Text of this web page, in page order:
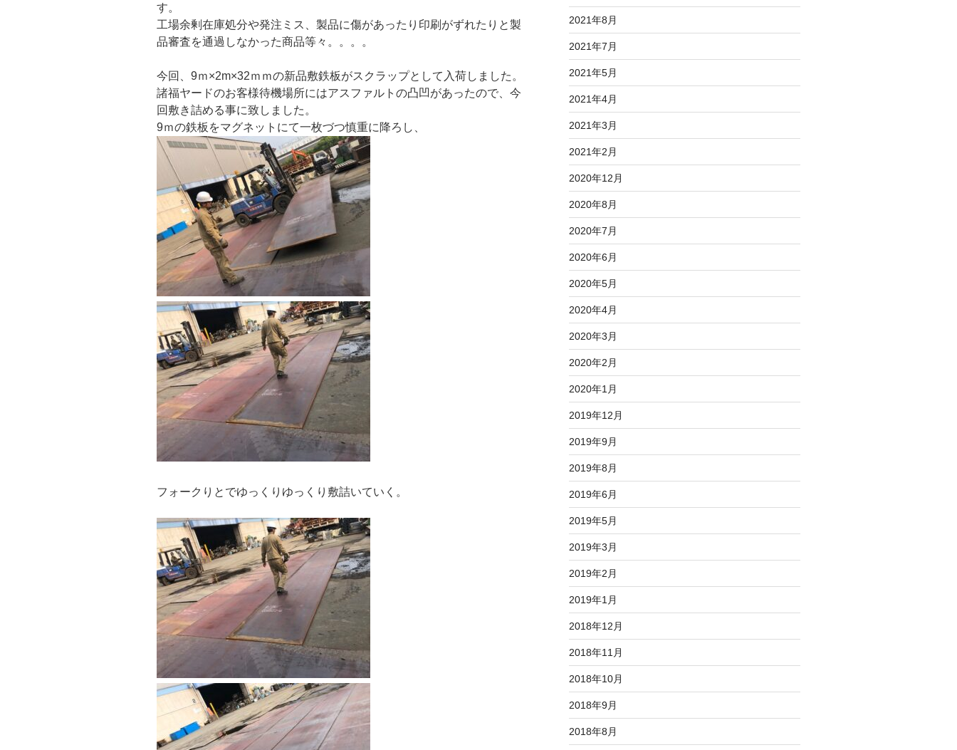
す。
工場余剰在庫処分や発注ミス、製品に傷があったり印刷がずれたりと製
品審査を通過しなかった商品等々。。。。
今回、9ｍ×2m×32ｍｍの新品敷鉄板がスクラップとして入荷しました。
諸福ヤードのお客様待機場所にはアスファルトの凸凹があったので、今
回敷き詰める事に致しました。
9ｍの鉄板をマグネットにて一枚づつ慎重に降ろし、
フォークりとでゆっくりゆっくり敷詰いていく。
2021年8月
2021年7月
2021年5月
2021年4月
2021年3月
2021年2月
2020年12月
2020年8月
2020年7月
2020年6月
2020年5月
2020年4月
2020年3月
2020年2月
2020年1月
2019年12月
2019年9月
2019年8月
2019年6月
2019年5月
2019年3月
2019年2月
2019年1月
2018年12月
2018年11月
2018年10月
2018年9月
2018年8月